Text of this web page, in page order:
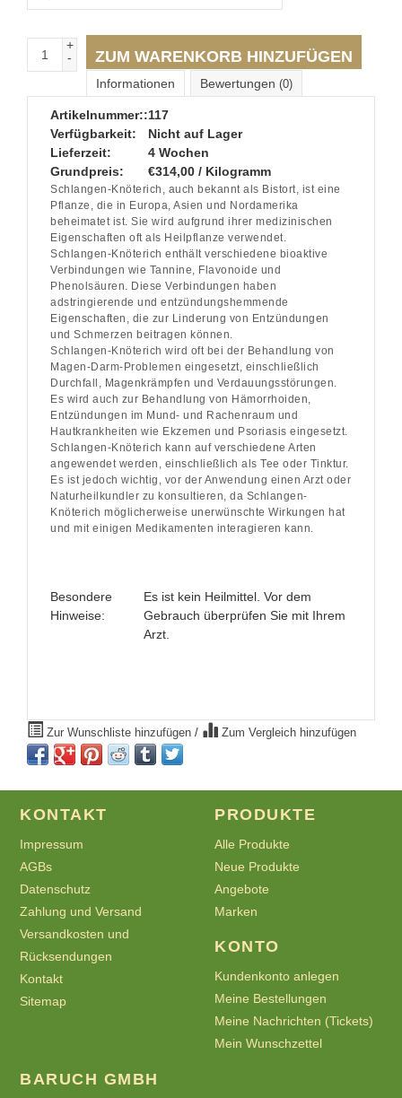
+
-
ZUM WARENKORB HINZUFÜGEN
Informationen Bewertungen (0)
Artikelnummer::117
Verfügbarkeit:
Nicht auf Lager
Lieferzeit:
4 Wochen
Grundpreis:
€314,00 / Kilogramm
Schlangen-Knöterich, auch bekannt als Bistort, ist eine
Pflanze, die in Europa, Asien und Nordamerika
beheimatet ist. Sie wird aufgrund ihrer medizinischen
Eigenschaften oft als Heilpflanze verwendet.
Schlangen-Knöterich enthält verschiedene bioaktive
Verbindungen wie Tannine, Flavonoide und
Phenolsäuren. Diese Verbindungen haben
adstringierende und entzündungshemmende
Eigenschaften, die zur Linderung von Entzündungen
und Schmerzen beitragen können.
Schlangen-Knöterich wird oft bei der Behandlung von
Magen-Darm-Problemen eingesetzt, einschließlich
Durchfall, Magenkrämpfen und Verdauungsstörungen.
Es wird auch zur Behandlung von Hämorrhoiden,
Entzündungen im Mund- und Rachenraum und
Hautkrankheiten wie Ekzemen und Psoriasis eingesetzt.
Schlangen-Knöterich kann auf verschiedene Arten
angewendet werden, einschließlich als Tee oder Tinktur.
Es ist jedoch wichtig, vor der Anwendung einen Arzt oder
Naturheilkundler zu konsultieren, da Schlangen-
Knöterich möglicherweise unerwünschte Wirkungen hat
und mit einigen Medikamenten interagieren kann.
Besondere
Hinweise:
Es ist kein Heilmittel. Vor dem
Gebrauch überprüfen Sie mit Ihrem
Arzt.
Zur Wunschliste hinzufügen / Zum Vergleich hinzufügen
KONTAKT
Impressum
AGBs
Datenschutz
Zahlung und Versand
Versandkosten und
Rücksendungen
Kontakt
Sitemap
PRODUKTE
Alle Produkte
Neue Produkte
Angebote
Marken
KONTO
Kundenkonto anlegen
Meine Bestellungen
Meine Nachrichten (Tickets)
Mein Wunschzettel
BARUCH GMBH